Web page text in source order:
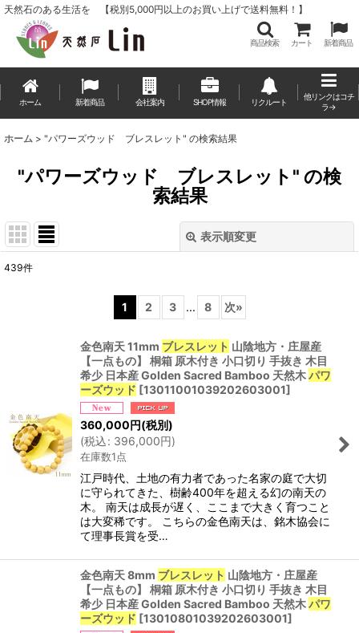
天然石のある生活を 【税別5,000円以上のお買い上げで送料無料！】
商品検索 カート 新着商品
ホーム 新着商品 会社案内 SHOP情報 リクルート
他リンクはコチ
ラ→
ホーム > "パワーズウッド ブレスレット" の検索結果
"パワーズウッド ブレスレット" の検
索結果
表示順変更
絞り込む
439件
1 2 3 ... 8 次»
金色南天 11mm ブレスレット 山陰地方・庄屋産
【一点もの】 桐箱 原木付き 小口切り 手抜き 木目
希少 日本産 Golden Sacred Bamboo 天然木パワ
ーズウッド [13011001039202603001]
360,000円(税別)
(税込: 396,000円)
在庫数1点
江戸時代、土地の有力者であった名家の庭で大切
に守られてきた、樹齢400年を超える幻の南天の
木。 南天は成長が遅く、ここまで大きく育つこと
は大変稀です。 こちらの金色南天は、銘木協会に
て理事長賞を受…
金色南天 8mm ブレスレット 山陰地方・庄屋産
【一点もの】 桐箱 原木付き 小口切り 手抜き 木目
希少 日本産 Golden Sacred Bamboo 天然木パワ
ーズウッド [13010801039202603001]